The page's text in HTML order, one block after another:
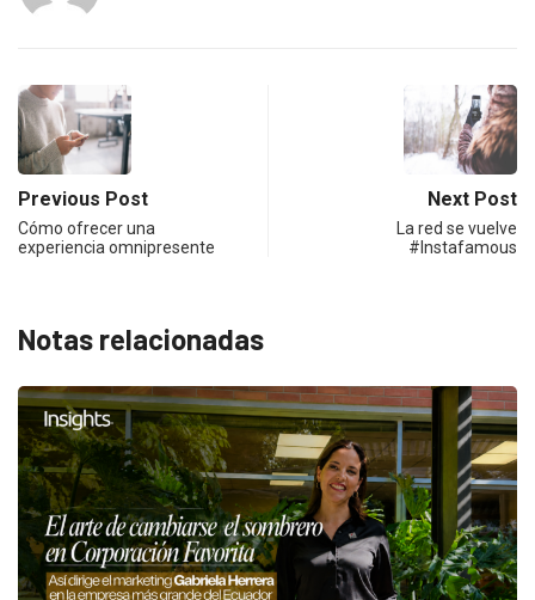
Previous Post
Cómo ofrecer una
experiencia omnipresente
Next Post
La red se vuelve
#Instafamous
Notas relacionadas